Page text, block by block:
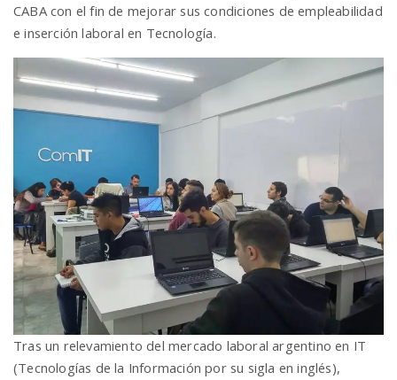
v
i
t
i
o
CABA con el fin de mejorar sus condiciones de empleabilidad
e inserción laboral en Tecnología.
Tras un relevamiento del mercado laboral argentino en IT
(Tecnologías de la Información por su sigla en inglés),